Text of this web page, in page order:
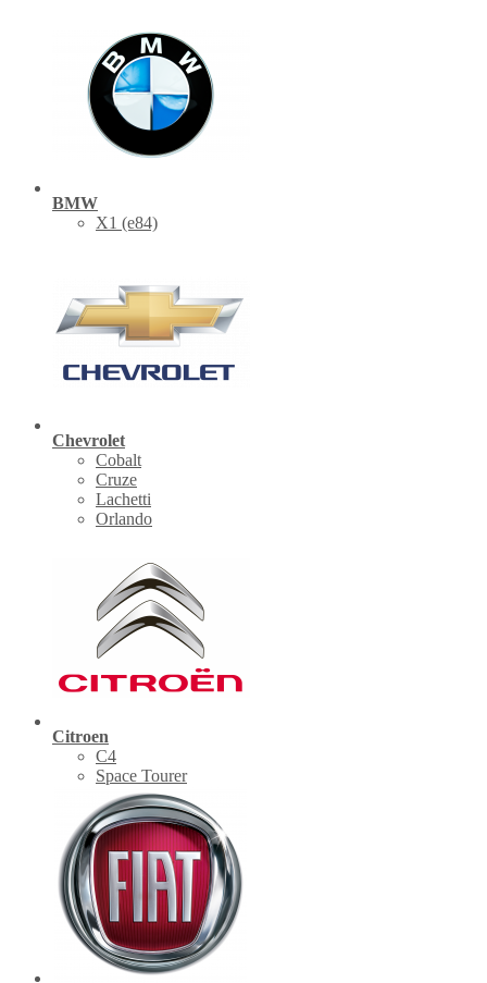
BMW
X1 (е84)
Chevrolet
Cobalt
Cruze
Lachetti
Orlando
Citroen
C4
Space Tourer